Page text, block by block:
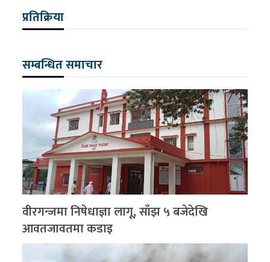
प्रतिक्रिया
सम्बन्धित समाचार
वीरगन्जमा निषेधाज्ञा लागू, साँझ ५ बजेदेखि
आवतजावतमा कडाइ